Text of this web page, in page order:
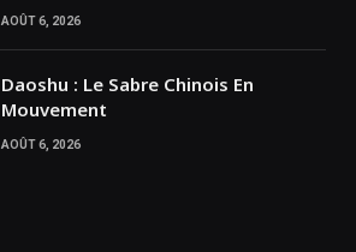
AOÛT 6, 2026
Daoshu : Le Sabre Chinois En
Mouvement
AOÛT 6, 2026